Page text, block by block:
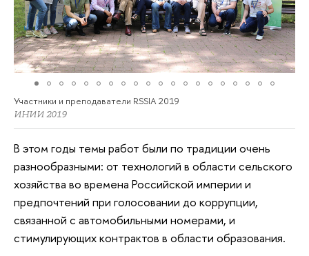
Участники и преподаватели RSSIA 2019
ИНИИ 2019
В этом годы темы работ были по традиции очень
разнообразными: от технологий в области сельского
хозяйства во времена Российской империи и
предпочтений при голосовании до коррупции,
связанной с автомобильными номерами, и
стимулирующих контрактов в области образования.